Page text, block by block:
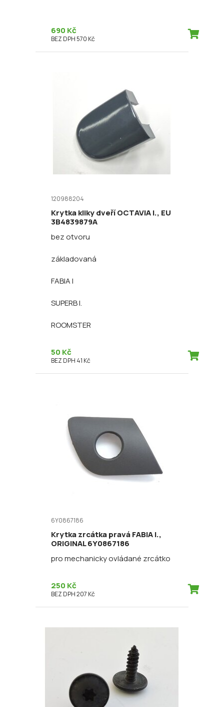
690 Kč
BEZ DPH 570 Kč
120988204
Krytka kliky dveří OCTAVIA I., EU
3B4839879A
bez otvoru
základovaná
FABIA I
SUPERB I.
ROOMSTER
50 Kč
BEZ DPH 41 Kč
6Y0867186
Krytka zrcátka pravá FABIA I.,
ORIGINAL 6Y0867186
pro mechanicky ovládané zrcátko
250 Kč
BEZ DPH 207 Kč